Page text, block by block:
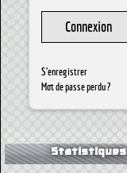
S'enregistrer
Mot de passe perdu ?
Statistiques